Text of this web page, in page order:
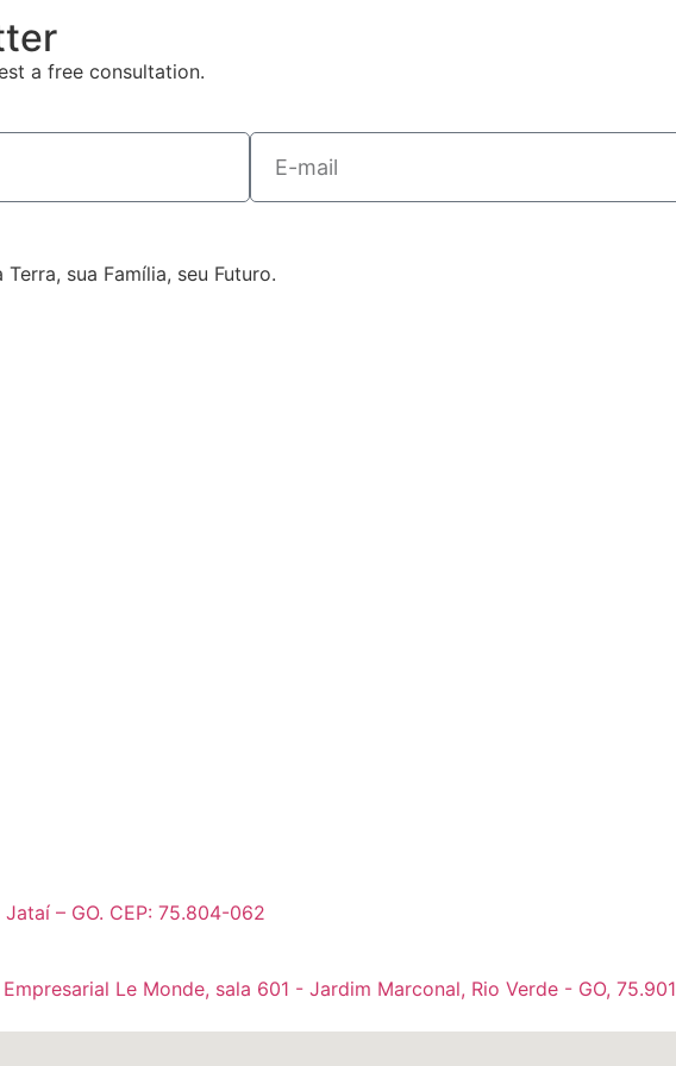
a free consultation.
sua Família, seu Futuro.
Jataí – GO. CEP: 75.804-062
Le Monde, sala 601 - Jardim Marconal, Rio Verde - GO,